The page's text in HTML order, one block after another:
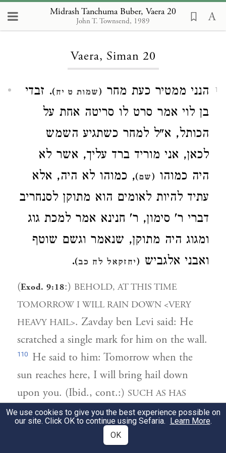
Midrash Tanchuma Buber, Vaera 20
John T. Townsend, 1989
Loading...
Vaera, Siman 20
1 הנני ממטיר כעת מחר (שמות ט יח). זבדי
בן לוי אמר סרט לו סריטה אחת על
הכותל, א"ל למחר כשתגיע השמש
לכאן, אני מוריד ברד עליך, אשר לא
היה כמוהו (שם), כמוהו לא היה, אלא
עתיד להיות לאומים הוא מתוקן לסנחריב
דברי ר' סימון, ר' חנינא אמר למכת גוג
ומגוג היה מתוקן, שנאמר וגשם שוטף
ואבני אלגביש (יחזקאל לח כב)
.
(Exod. 9:18:) BEHOLD, AT THIS TIME
TOMORROW I WILL RAIN DOWN <VERY
HEAVY HAIL>. Zavday ben Levi said: He
scratched a single mark for him on the wall.
110 He said to him: Tomorrow when the
sun reaches here, I will bring hail down
upon you. (Ibid., cont.:) SUCH AS HAS
NEVER BEEN. Nothing has happened like
it, but it is going to happen to the nations.
It is prepared for Sennacherib. <These are>
We use cookies to give you the best experience possible on
our site. Click OK to continue using Sefaria. Learn More.
OK